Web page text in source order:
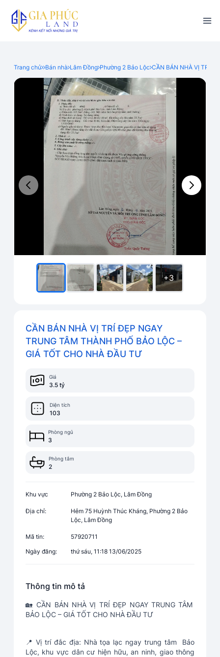
Trang chủ Bán nhà Lâm Đồng Phường 2 Bảo Lộc CẦN BÁN NHÀ VỊ TRÍ
+3
CẦN BÁN NHÀ VỊ TRÍ ĐẸP NGAY
TRUNG TÂM THÀNH PHỐ BẢO LỘC –
GIÁ TỐT CHO NHÀ ĐẦU TƯ
Giá
3.5 tỷ
Diện tích
103
Phòng ngủ
3
Phòng tắm
2
Khu vực Phường 2 Bảo Lộc, Lâm Đồng
Địa chỉ:
Hẻm 75 Huỳnh Thúc Kháng, Phường 2 Bảo
Lộc, Lâm Đồng
Mã tin:
57920711
Ngày đăng:
thứ sáu, 11:18 13/06/2025
Thông tin mô tả
🏡 CẦN BÁN NHÀ VỊ TRÍ ĐẸP NGAY TRUNG TÂM
BẢO LỘC – GIÁ TỐT CHO NHÀ ĐẦU TƯ
📍 Vị trí đắc địa: Nhà tọa lạc ngay trung tâm Bảo
Lộc, khu vực dân cư hiện hữu, an ninh, giao thông